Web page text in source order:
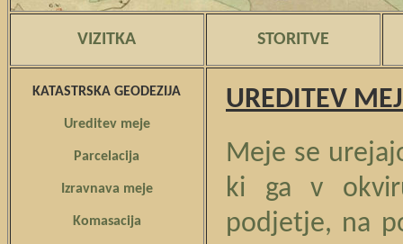
VIZITKA STORITVE
KATASTRSKA GEODEZIJA
Ureditev meje
Parcelacija
Izravnava meje
Komasacija
UREDITEV
Meje se
ki ga v
podjetje, na